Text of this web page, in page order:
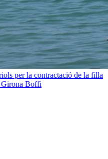
per la contractació de la filla
Boffi